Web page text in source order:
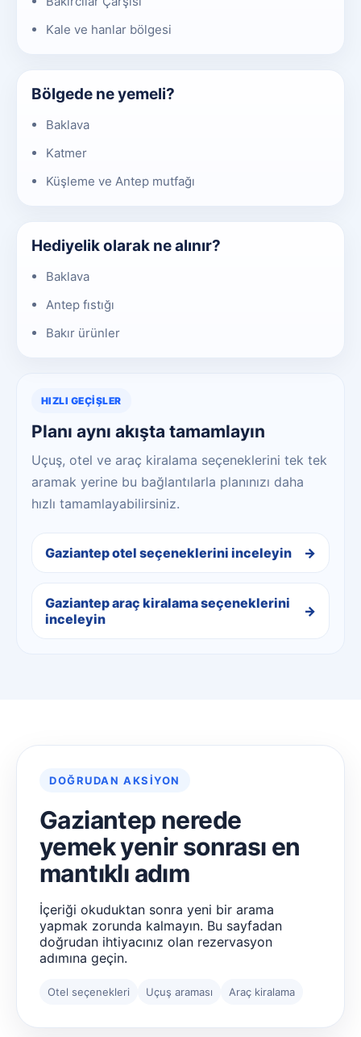
Kale ve hanlar bölgesi
Bölgede ne yemeli?
Baklava
Katmer
Küşleme ve Antep mutfağı
Hediyelik olarak ne alınır?
Baklava
Antep fıstığı
Bakır ürünler
HIZLI GEÇIŞLER
Planı aynı akışta tamamlayın
Uçuş, otel ve araç kiralama seçeneklerini tek tek
aramak yerine bu bağlantılarla planınızı daha
hızlı tamamlayabilirsiniz.
Gaziantep otel seçeneklerini inceleyin
Gaziantep araç kiralama seçeneklerini
inceleyin
DOĞRUDAN AKSIYON
Gaziantep nerede
yemek yenir sonrası en
mantıklı adım
İçeriği okuduktan sonra yeni bir arama
yapmak zorunda kalmayın. Bu sayfadan
doğrudan ihtiyacınız olan rezervasyon
adımına geçin.
Otel seçenekleri Uçuş araması Araç kiralama